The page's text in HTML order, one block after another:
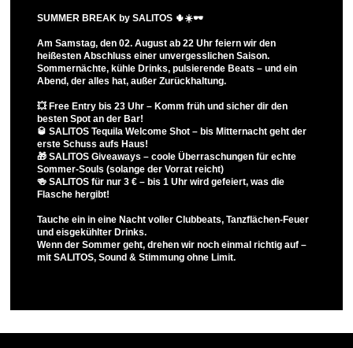
SUMMER BREAK by SALITOS 🌵☀️🕶️
Am Samstag, den 02. August ab 22 Uhr feiern wir den
heißesten Abschluss einer unvergesslichen Saison.
Sommernächte, kühle Drinks, pulsierende Beats – und ein
Abend, der alles hat, außer Zurückhaltung.
💥 Free Entry bis 23 Uhr – Komm früh und sicher dir den
besten Spot an der Bar!
🥃 SALITOS Tequila Welcome Shot – bis Mitternacht geht der
erste Schuss aufs Haus!
🎁 SALITOS Giveaways – coole Überraschungen für echte
Sommer-Souls (solange der Vorrat reicht)
🍻 SALITOS für nur 3 € – bis 1 Uhr wird gefeiert, was die
Flasche hergibt!
Tauche ein in eine Nacht voller Clubbeats, Tanzflächen-Feuer
und eisgekühlter Drinks.
Wenn der Sommer geht, drehen wir noch einmal richtig auf –
mit SALITOS, Sound & Stimmung ohne Limit.